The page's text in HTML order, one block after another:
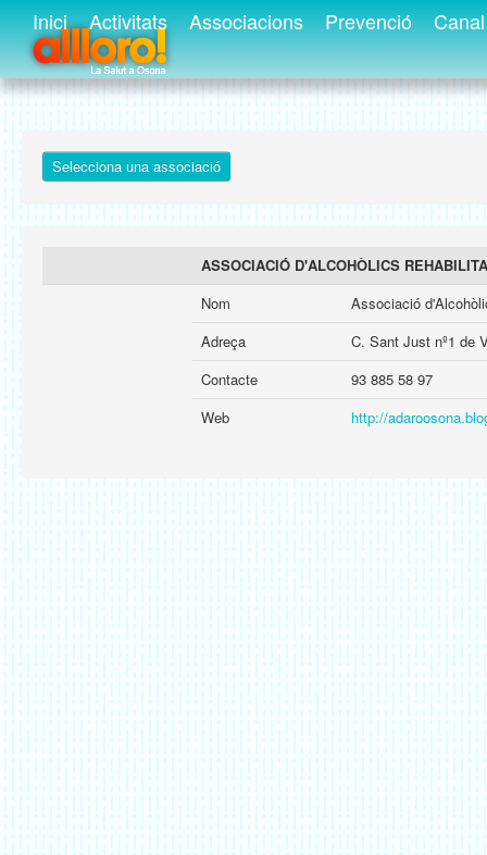
Inici Activitats Associacions Prevenció
Selecciona una associació
ASSOCIACIÓ D'ALCOHÒLICS
Nom
Associació
Adreça
C. Sant Just nº1 de
Contacte
93 885 58 97
Web
http://